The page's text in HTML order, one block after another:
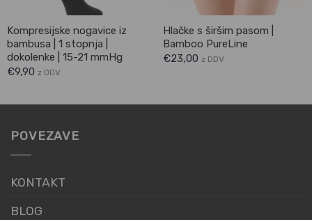
Kompresijske nogavice iz
bambusa | 1 stopnja |
dokolenke | 15-21 mmHg
€9,90 z DDV
Hlačke s širšim pasom |
Bamboo PureLine
€23,00 z DDV
POVEZAVE
KONTAKT
BLOG